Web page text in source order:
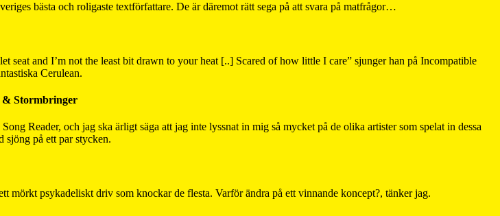
bästa och roligaste textförfattare. De är däremot rätt sega på att svara på matfrågor…
and I’m not the least bit drawn to your heat [..] Scared of how little I care” sjunger han på Incompatible
Cerulean.
& Stormbringer
Reader, och jag ska ärligt säga att jag inte lyssnat in mig så mycket på de olika artister som spelat in dessa
sjöng på ett par stycken.
psykadeliskt driv som knockar de flesta. Varför ändra på ett vinnande koncept?, tänker jag.